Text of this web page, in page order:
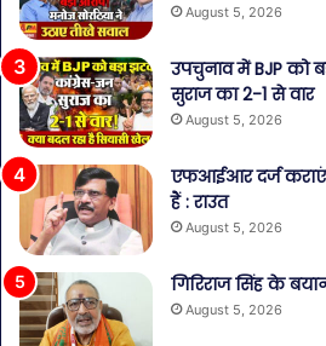
August 5, 2026
उपचुनाव में BJP को
सुराज का 2-1 से वार
August 5, 2026
एफआईआर दर्ज
हैं : राउत
August 5, 2026
गिरिराज सिंह के
August 5, 2026